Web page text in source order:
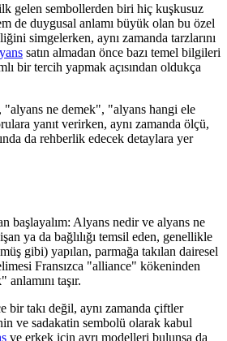
gelen sembollerden biri hiç kuşkusuz
de duygusal anlamı büyük olan bu özel
simgelerken, aynı zamanda tarzlarını
satın almadan önce bazı temel bilgileri
bir tercih yapmak açısından oldukça
"alyans ne demek", "alyans hangi ele
yanıt verirken, aynı zamanda ölçü,
da rehberlik edecek detaylara yer
başlayalım: Alyans nedir ve alyans ne
ya da bağlılığı temsil eden, genellikle
gibi) yapılan, parmağa takılan dairesel
Fransızca "alliance" kökeninden
taşır.
bir takı değil, aynı zamanda çiftler
ve sadakatin sembolü olarak kabul
ve erkek için ayrı modelleri bulunsa da